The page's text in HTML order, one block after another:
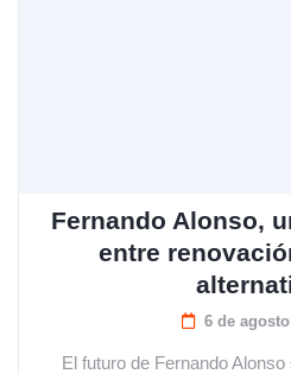
Fernando Alonso,
entre
6 de
El futuro de Fernando